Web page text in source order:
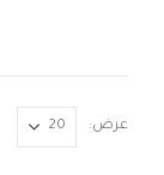
عرض: